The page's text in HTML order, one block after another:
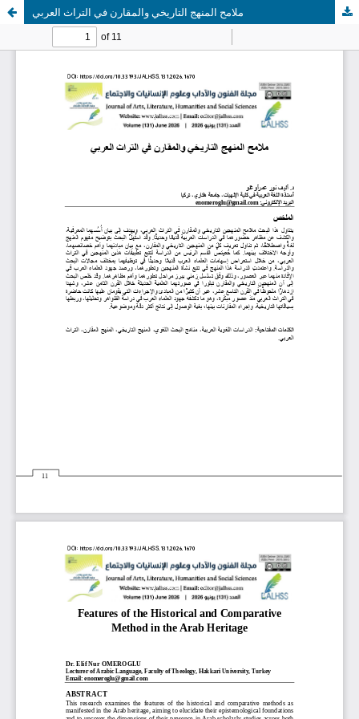
ملامح المنهج التاريخي والمقارن في التراث العربي